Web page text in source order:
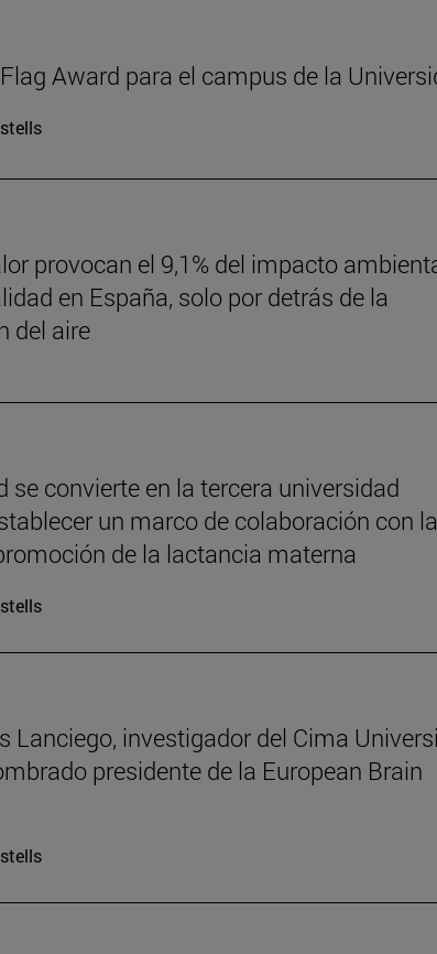
Award para el campus de la
provocan el 9,1% del impacto
en España, solo por detrás de la
del aire
se convierte en la tercera universidad
un marco de colaboración con la
de la lactancia materna
Lanciego, investigador del Cima
presidente de la European Brain